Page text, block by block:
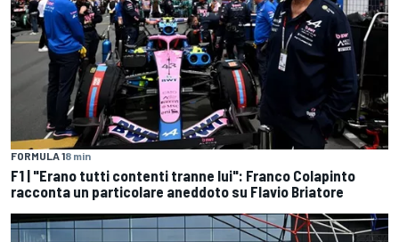
FORMULA 18 min
F1 | "Erano tutti contenti tranne lui": Franco Colapinto
racconta un particolare aneddoto su Flavio Briatore